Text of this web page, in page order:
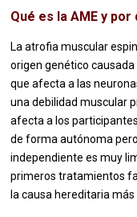
Qué es la AME y
La atrofia muscular
origen genético
que afecta a las
una debilidad muscular
afecta a los
de forma autónoma
independiente es muy
primeros tratamientos
la causa hereditaria